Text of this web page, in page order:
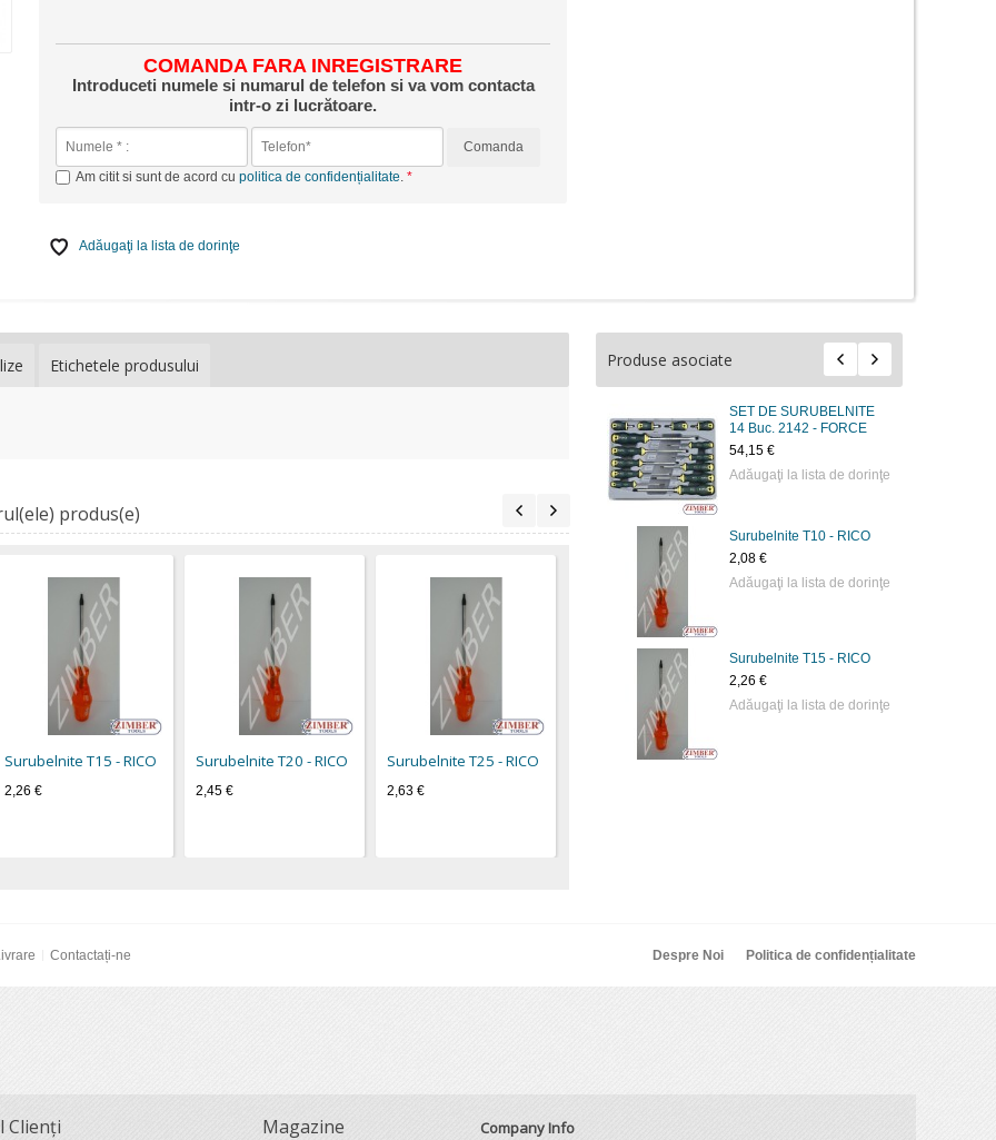
COMANDA FARA INREGISTRARE
Introduceti numele si numarul de telefon si va vom contacta
intr-o zi lucrătoare.
Comanda
Am citit si sunt de acord cupolitica de confidențialitate.
Adăugaţi la lista de dorinţe
Etichetele produsului Produse asociate
SET DE SURUBELNITE
14 Buc. 2142 - FORCE
54,15 €
Adăugaţi la lista de dorinţe
Surubelnite Т10 - RICO
2,08 €
Adăugaţi la lista de dorinţe
Surubelnite Т15 - RICO
2,26 €
Adăugaţi la lista de dorinţe
produs(e)
Surubelnite Т15 - RICO
2,26 €
Surubelnite Т20 - RICO
2,45 €
Surubelnite Т25 - RICO
2,63 €
Şurubelniţă torx- T-10 -
FORCE.
Contactați-ne Despre Noi Politica de confidențialitate
Clienți Magazine Company Info